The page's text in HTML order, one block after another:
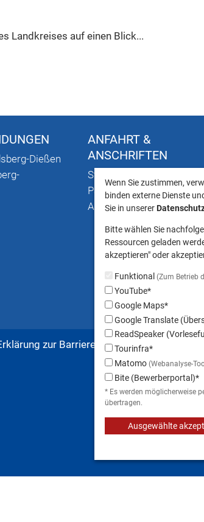
Landkreises auf einen Blick...
Dießen
ANFAHRT &
ANSCHRIFTEN
Stadtplan mit
Parkmöglichkeiten
Anschriften
zur Barrierefreiheit
Impressum
Wenn Sie zustimmen,
binden externe Dienste
Sie in unserer
Bitte wählen Sie
Ressourcen geladen
akzeptieren" oder
Funktional (Zum Betrieb
YouTube*
Google Maps*
Google Translate
ReadSpeaker
Tourinfra*
Matomo (Webanalyse-
Bite (Bewerberportal)*
* Es werden möglicherweise
übertragen.
Ausgewählte